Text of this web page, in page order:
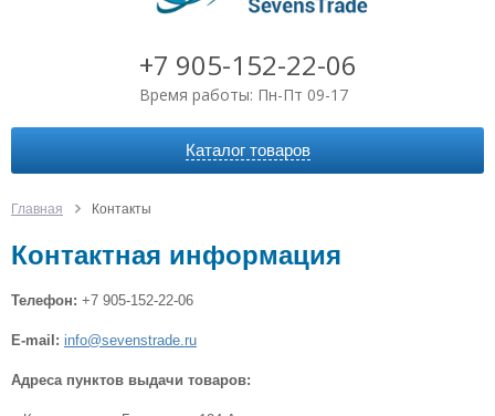
+7 905-152-22-06
Время работы: Пн-Пт 09-17
Каталог товаров
КРАСОТА И ЗДОРОВЬЕ
ОТДЫХ И СПОРТ
УХОД ЗА НОГТЯМИ ФОНАРИ
Главная Контакты
Контактная информация
Телефон: +7 905-152-22-06
E-mail: info@sevenstrade.ru
Адреса пунктов выдачи товаров: